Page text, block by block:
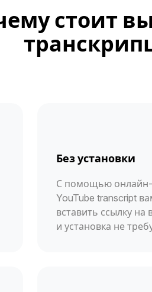
стоит
Без установки
С помощью онлайн-
YouTube transcript
вставить ссылку
и установка не